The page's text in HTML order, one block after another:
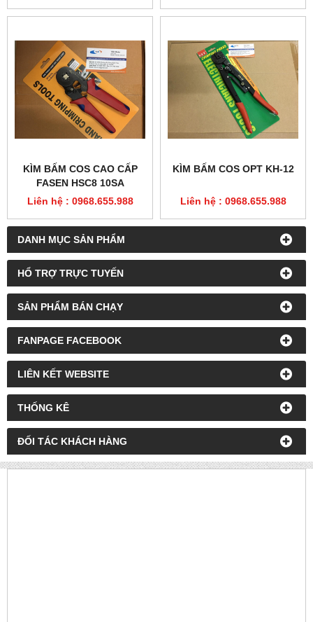
DANH MỤC SẢN PHẨM
HỔ TRỢ TRỰC TUYẾN
SẢN PHẨM BÁN CHẠY
FANPAGE FACEBOOK
LIÊN KẾT WEBSITE
THỐNG KÊ
ĐỐI TÁC KHÁCH HÀNG
KÌM BẤM COS CAO CẤP
FASEN HSC8 10SA
Liên hệ : 0968.655.988
KÌM BẤM COS OPT KH-12
Liên hệ : 0968.655.988